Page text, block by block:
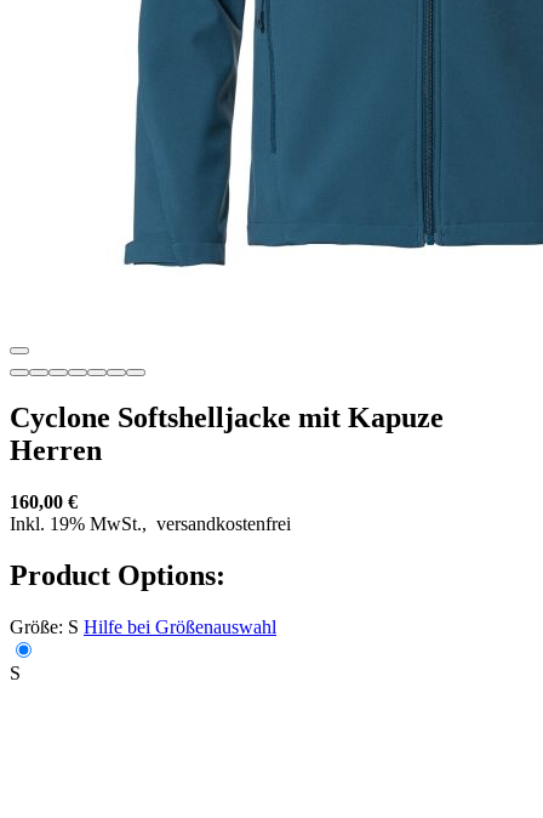
Cyclone Softshelljacke mit Kapuze
Herren
160,00 €
Inkl. 19% MwSt., versandkostenfrei
Product Options:
Größe: S Hilfe bei Größenauswahl
S